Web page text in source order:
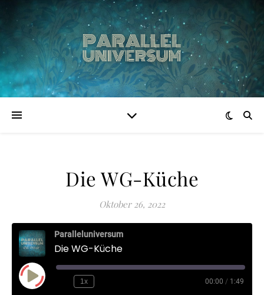
Die WG-Küche
Oktober 26, 2022
Paralleluniversum
Die WG-Küche
Play Episode 1x 00:00 / 1:49